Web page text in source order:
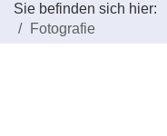
Sie befinden sich hier:
Fotografie